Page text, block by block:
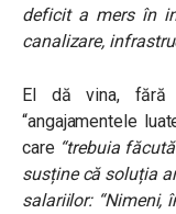
deficit a mers în
canalizare,
El dă vina, fără
“angajamentele
care “trebuia
susține că soluția
salariilor: “Nimeni,